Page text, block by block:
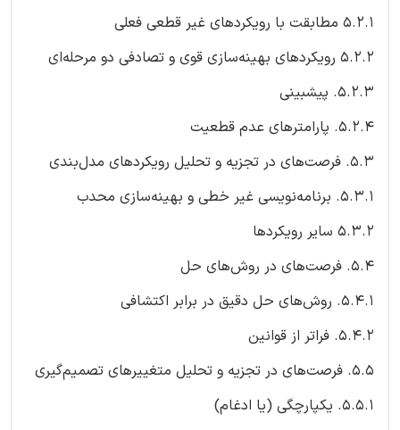
۵.۲.۱ مطابقت با رویکردهای غیر قطعی فعلی
۵.۲.۲ رویکردهای بهینه‌سازی قوی و تصادفی دو مرحله‌ای
۵.۲.۳. پیشبینی
۵.۲.۴. پارامترهای عدم قطعیت
۵.۳. فرصت‌های در تجزیه و تحلیل رویکردهای مدل‌بندی
۵.۳.۱. برنامه‌نویسی غیر خطی و بهینه‌سازی محدب
۵.۳.۲ سایر رویکردها
۵.۴. فرصت‌های در روش‌های حل
۵.۴.۱. روش‌های حل دقیق در برابر اکتشافی
۵.۴.۲. فراتر از قوانین
۵.۵. فرصت‌های در تجزیه و تحلیل متغییرهای تصمیم‌گیری
۵.۵.۱. یکپارچگی (یا ادغام)